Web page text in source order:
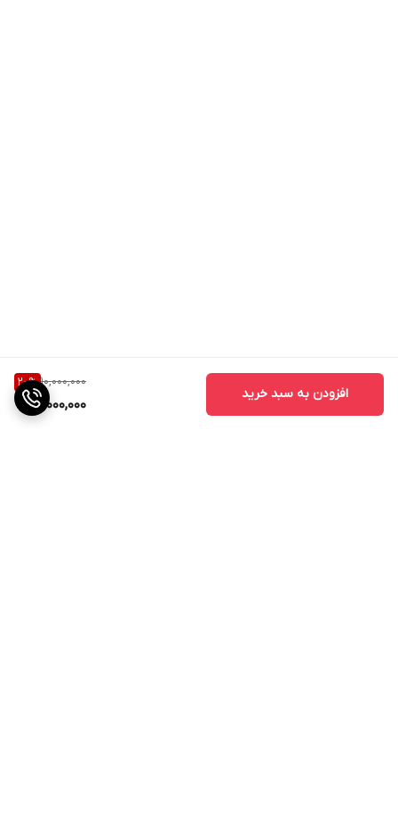
10,000,000
20%
8,000,000
افزودن به سبد خرید